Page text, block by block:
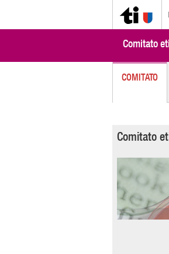
Comitato
COMITATO
Comitato